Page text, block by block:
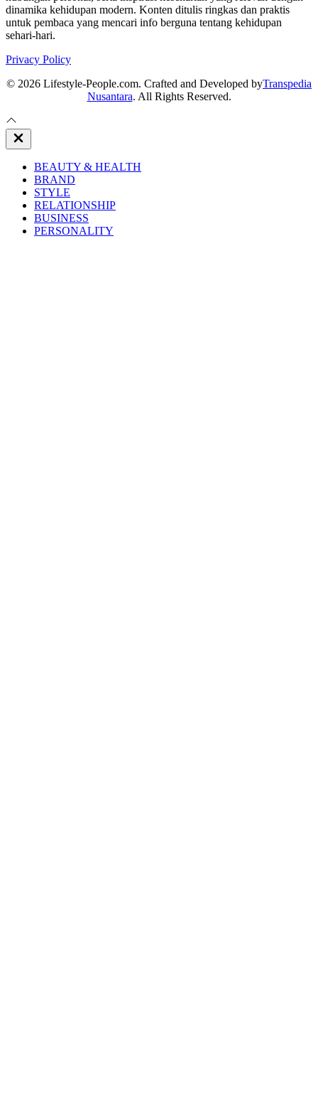
dinamika kehidupan modern. Konten ditulis ringkas dan praktis
untuk pembaca yang mencari info berguna tentang kehidupan
sehari-hari.
Privacy Policy
© 2026 Lifestyle-People.com. Crafted and Developed byTranspedia
Nusantara. All Rights Reserved.
Close
Off
BEAUTY & HEALTH
BRAND
STYLE
RELATIONSHIP
BUSINESS
PERSONALITY